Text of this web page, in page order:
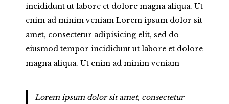
incididunt ut labore et dolore magna aliqua. Ut
enim ad minim veniam Lorem ipsum dolor sit
amet, consectetur adipisicing elit, sed do
eiusmod tempor incididunt ut labore et dolore
magna aliqua. Ut enim ad minim veniam
Lorem ipsum dolor sit amet, consectetur